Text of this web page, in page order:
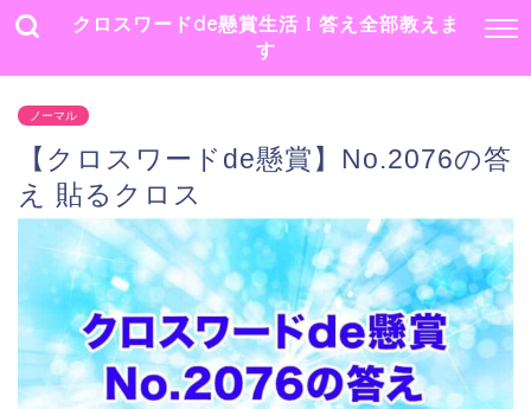
クロスワードde懸賞生活！答え全部教えま
す
ノーマル
【クロスワードde懸賞】No.2076の答
え 貼るクロス